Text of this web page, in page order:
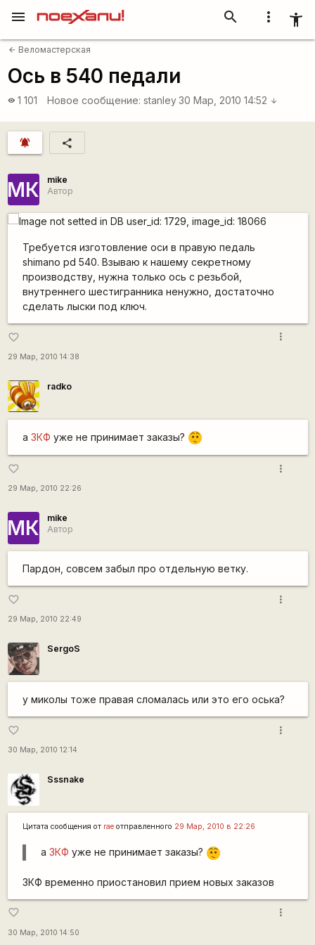
more_vert accessibility_new
search
menu
arrow_back Веломастерская
Ось в 540 педали
visibility 1 101 Новое сообщение: stanley 30 Мар, 2010 14:52 arrow_downward
notifications_active share
МК
mike
Автор
Требуется изготовление оси в правую педаль
shimano pd 540. Взываю к нашему секретному
производству, нужна только ось с резьбой,
внутреннего шестигранника ненужно, достаточно
сделать лыски под ключ.
favorite_border
29 Мар, 2010 14:38
more_vert
radko
а ЗКФ уже не принимает заказы? :-/
favorite_border
29 Мар, 2010 22:26
more_vert
МК
mike
Автор
Пардон, совсем забыл про отдельную ветку.
favorite_border
29 Мар, 2010 22:49
more_vert
SergoS
у миколы тоже правая сломалась или это его оська?
favorite_border
30 Мар, 2010 12:14
more_vert
Sssnake
Цитата сообщения от raeотправленного 29 Мар, 2010 в 22:26
а ЗКФ уже не принимает заказы? :-/
ЗКФ временно приостановил прием новых заказов
favorite_border
30 Мар, 2010 14:50
more_vert